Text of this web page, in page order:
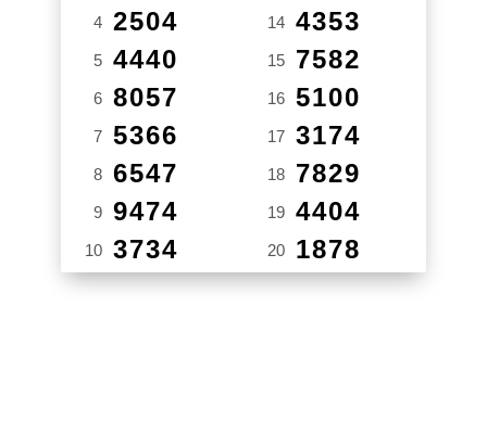
4 2504
5 4440
6 8057
7 5366
8 6547
9 9474
10 3734
14 4353
15 7582
16 5100
17 3174
18 7829
19 4404
20 1878